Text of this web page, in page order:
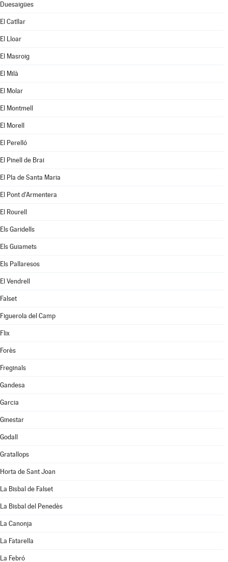
Duesaigües
El Catllar
El Lloar
El Masroig
El Milà
El Molar
El Montmell
El Morell
El Perelló
El Pinell de Brai
El Pla de Santa Maria
El Pont d'Armentera
El Rourell
Els Garidells
Els Guiamets
Els Pallaresos
El Vendrell
Falset
Figuerola del Camp
Flix
Forès
Freginals
Gandesa
Garcia
Ginestar
Godall
Gratallops
Horta de Sant Joan
La Bisbal de Falset
La Bisbal del Penedès
La Canonja
La Fatarella
La Febró